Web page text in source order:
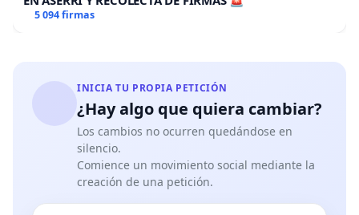
5 094 firmas
INICIA TU PROPIA PETICIÓN
¿Hay algo que quiera cambiar?
Los cambios no ocurren quedándose en
silencio.
Comience un movimiento social mediante la
creación de una petición.